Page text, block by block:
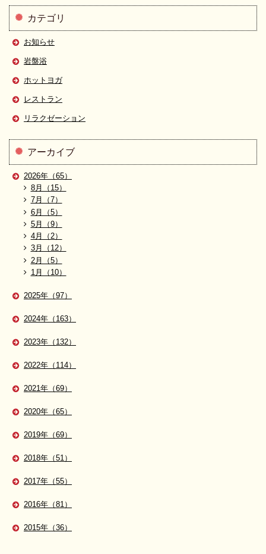
カテゴリ
お知らせ
岩盤浴
ホットヨガ
レストラン
リラクゼーション
アーカイブ
2026年（65）
8月（15）
7月（7）
6月（5）
5月（9）
4月（2）
3月（12）
2月（5）
1月（10）
2025年（97）
2024年（163）
2023年（132）
2022年（114）
2021年（69）
2020年（65）
2019年（69）
2018年（51）
2017年（55）
2016年（81）
2015年（36）